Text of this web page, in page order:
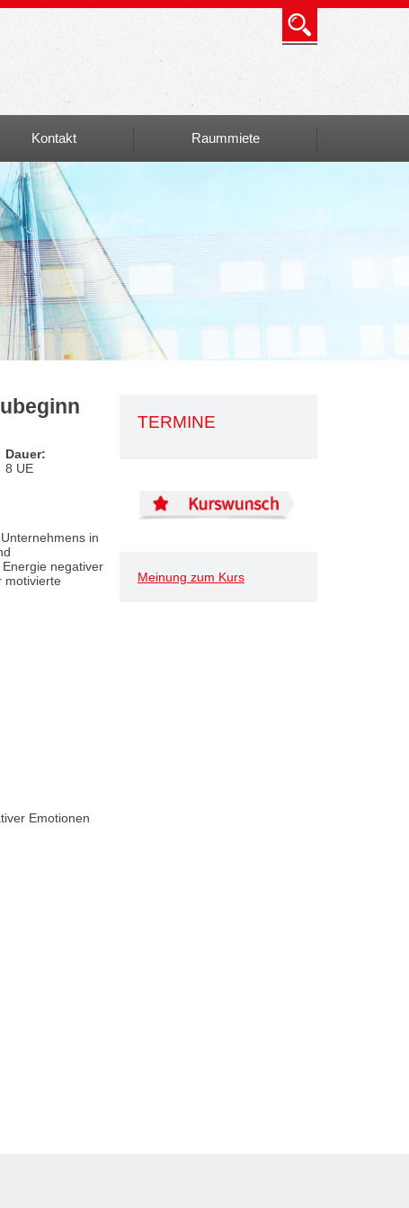
Kontakt
Info
Raummiete
TERMINE
Meinung zum Kurs
Dauer:
8 UE
in
negativer
motivierte
Emotionen